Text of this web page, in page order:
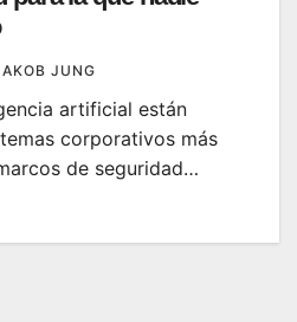
JUNG
artificial están
corporativos más
de seguridad…